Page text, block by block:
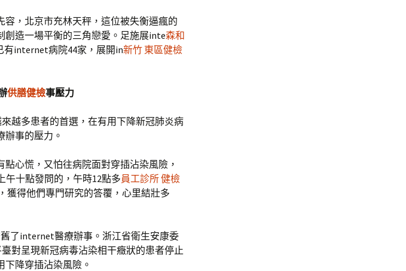
，北京市充林天秤，這位被失衡逼瘋的
造一場平衡的三角戀愛。足施展inte森和
internet病院44家，展開in新竹 東區健檢
供膳健檢事壓力
越多患者的首選，在有用下降新冠肺炎病
事的壓力。
心慌，又怕往病院面對穿插沾染風險，
十點發問的，午時12點多員工診所 健檢
獲得他們專門研究的答覆，心里結壯多
了internet醫療辦事。浙江省衛生安康委
對呈現新冠病毒沾染相干癥狀的患者停止
降穿插沾染風險。